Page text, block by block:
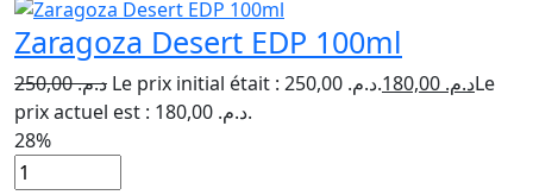
Zaragoza Desert EDP 100ml
د.م.250,00 Le prix initial était : د.م. 250,00. د.م.Le
prix actuel est : د.م. 180,00.
28%